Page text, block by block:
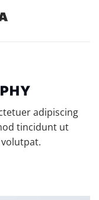
adipiscing
tincidunt ut